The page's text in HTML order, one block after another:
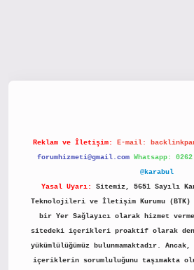
Reklam ve İletişim: E-mail:
forumhizmeti@gmail.com Whatsapp:
@karabul
Yasal Uyarı:
Sitemiz, 5651 Sayılı
Teknolojileri ve İletişim Kurumu (BTK)
bir Yer Sağlayıcı olarak hizmet
sitedeki içerikleri proaktif olarak
yükümlülüğümüz bulunmamaktadır.
içeriklerin sorumluluğunu taşımakta